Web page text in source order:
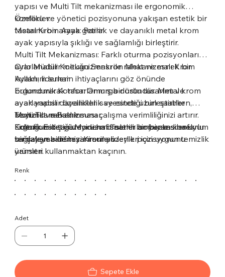
yapısı ve Multi Tilt mekanizması ile ergonomik
konforu ve yönetici pozisyonuna yakışan estetik bir
tasarımı bir araya getirir.
Özellikler:
Metal Krom Ayak: Parlak ve dayanıklı metal krom
ayak yapısıyla şıklığı ve sağlamlığı birleştirir.
Multi Tilt Mekanizması: Farklı oturma pozisyonlarına
ayarlanabilir mekanizması ile rahat ve esnek bir
kullanım sunar.
Ergonomik Konfor: Omurga dostu tasarımı ve
ayarlanabilir özellikleri sayesinde uzun saatler
boyunca rahatlık sunar.
Liderlik Estetiği: Modern ofislerin ambiyansına uyum
sağlayan zarif tasarımı ile liderlik pozisyonunu
yansıtır.
Orlo Müdür Koltuğu Senkron Mekanizmalı Krom
Ayaklı, liderlerin ihtiyaçlarını göz önünde
bulundurarak tasarlanmış bir üründür. Metal krom
ayak yapısı dayanıklılık ve estetiği birleştirirken,
Multi Tilt mekanizması çalışma verimliliğinizi artırır.
Ergonomik tasarımı uzun saatler boyunca konforlu
bir çalışma deneyimi sunar.
Temizlik ve Bakım
Koltuğun dış yüzeyini hafif nemli bir bezle silerek
temizleyebilirsiniz. Krom yüzeyleri için uygun temizlik
ürünleri kullanmaktan kaçının.
Renk
Adet
Sepete Ekle